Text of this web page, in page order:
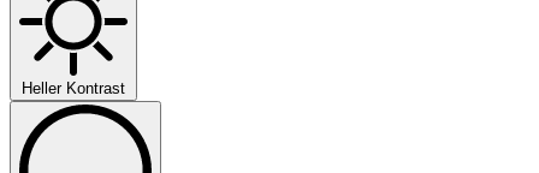
Heller Kontrast